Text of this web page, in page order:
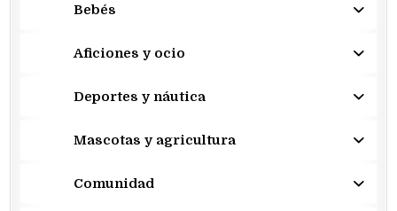
Bebés
Aficiones y ocio
Deportes y náutica
Mascotas y agricultura
Comunidad